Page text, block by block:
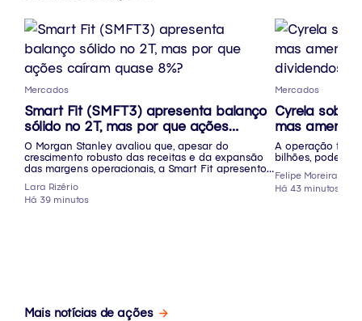
Mercados
Smart Fit (SMFT3) apresenta balanço
sólido no 2T, mas por que ações
caíram quase 8%?
O Morgan Stanley avaliou que, apesar do
crescimento robusto das receitas e da expansão
das margens operacionais, a Smart Fit apresentou
Lara Rizério
Há 39 minutos
Mercados
Cyrela sobe
mas
dividendos
A operação foi
bilhões,
Felipe Moreira
Há 43 minutos
Mais notícias de ações